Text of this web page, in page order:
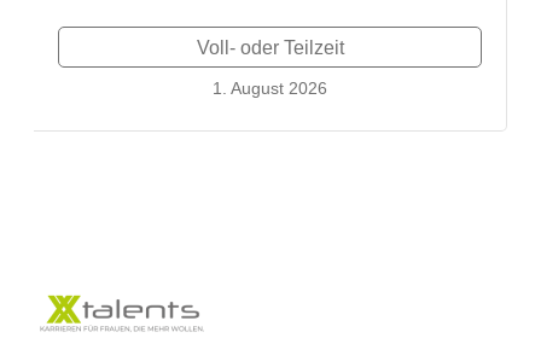
Voll- oder Teilzeit
1. August 2026